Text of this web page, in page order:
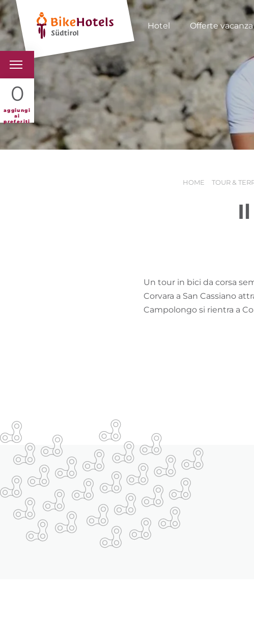
Hotel Offerte vacanza
0
aggiungi
ai
preferiti
BIKEHOTELS
HOTELS & PACCHETTI
TOUR & TERRITORI
HOME TOUR &
Un tour in bici da corsa
Corvara a San Cassiano
Campolongo si rientra a